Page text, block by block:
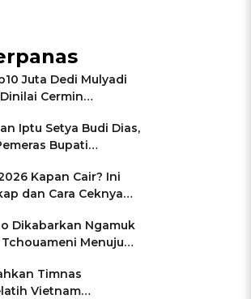
Juta Dedi Mulyadi
Cermin
Jamin Keamanan
Iptu Setya Budi Dias,
Bupati
Kapan Cair? Ini
dan Cara Ceknya
Hangus!
Dikabarkan Ngamuk
Menuju
Timnas
Vietnam